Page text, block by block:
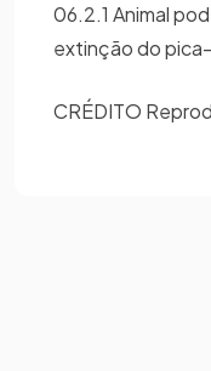
06.2.1 Animal
extinção do
CRÉDITO